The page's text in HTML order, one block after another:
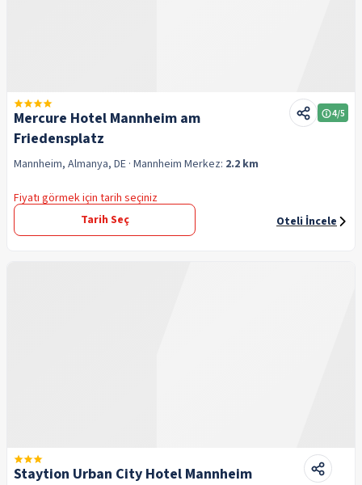
Mercure Hotel Mannheim am
Friedensplatz
4/5
Mannheim, Almanya, DE · Mannheim Merkez: 2.2 km
Fiyatı görmek için tarih seçiniz
Tarih Seç
Oteli İncele
Staytion Urban City Hotel Mannheim